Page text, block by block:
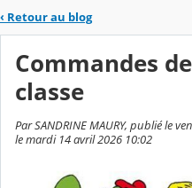
‹ Retour au blog
Commandes
classe
Par SANDRINE MAURY, publié le
le mardi 14 avril 2026 10:02